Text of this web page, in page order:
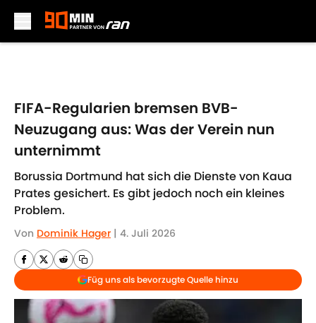
FIFA-Regularien bremsen BVB-
Neuzugang aus: Was der Verein nun
unternimmt
Borussia Dortmund hat sich die Dienste von Kaua
Prates gesichert. Es gibt jedoch noch ein kleines
Problem.
Von Dominik Hager | 4. Juli 2026
Füg uns als bevorzugte Quelle hinzu